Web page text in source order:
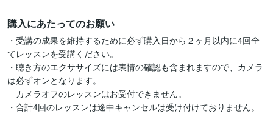
購入にあたってのお願い
・受講の成果を維持するために必ず購入日から２ヶ月以内に4回全
てレッスンを受講ください。
・聴き方のエクササイズには表情の確認も含まれますので、カメラ
は必ずオンとなります。
カメラオフのレッスンはお受付できません。
・合計4回のレッスンは途中キャンセルは受け付けておりません。